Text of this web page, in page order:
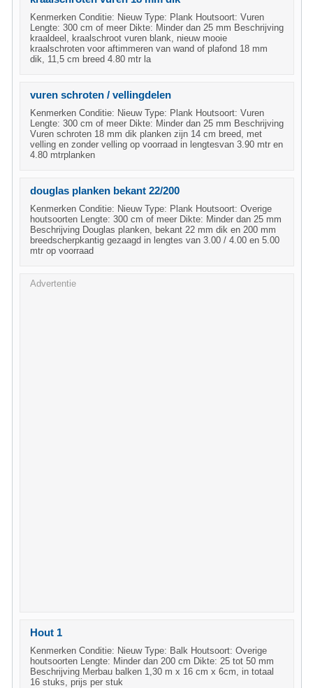
Kenmerken Conditie: Nieuw Type: Plank Houtsoort: Vuren
Lengte: 300 cm of meer Dikte: Minder dan 25 mm Beschrijving
kraaldeel, kraalschroot vuren blank, nieuw mooie
kraalschroten voor aftimmeren van wand of plafond 18 mm
dik, 11,5 cm breed 4.80 mtr la
vuren schroten / vellingdelen
Kenmerken Conditie: Nieuw Type: Plank Houtsoort: Vuren
Lengte: 300 cm of meer Dikte: Minder dan 25 mm Beschrijving
Vuren schroten 18 mm dik planken zijn 14 cm breed, met
velling en zonder velling op voorraad in lengtesvan 3.90 mtr en
4.80 mtrplanken
douglas planken bekant 22/200
Kenmerken Conditie: Nieuw Type: Plank Houtsoort: Overige
houtsoorten Lengte: 300 cm of meer Dikte: Minder dan 25 mm
Beschrijving Douglas planken, bekant 22 mm dik en 200 mm
breedscherpkantig gezaagd in lengtes van 3.00 / 4.00 en 5.00
mtr op voorraad
Advertentie
Hout 1
Kenmerken Conditie: Nieuw Type: Balk Houtsoort: Overige
houtsoorten Lengte: Minder dan 200 cm Dikte: 25 tot 50 mm
Beschrijving Merbau balken 1,30 m x 16 cm x 6cm, in totaal
16 stuks, prijs per stuk